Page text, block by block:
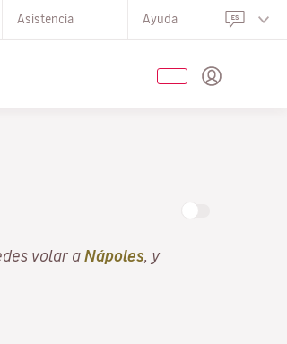
Asistencia Ayuda
volar a Nápoles , y